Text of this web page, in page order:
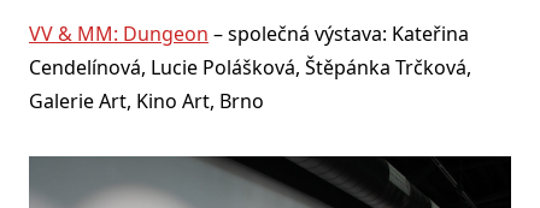
VV & MM: Dungeon – společná výstava: Kateřina
Cendelínová, Lucie Polášková, Štěpánka Trčková,
Galerie Art, Kino Art, Brno